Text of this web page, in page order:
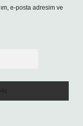
e-posta adresim ve